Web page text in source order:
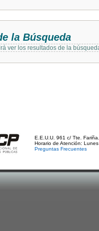
la Búsqueda
ver los resultados de la
E.E.U.U. 961 c/ Tte.
Horario de Atención:
Preguntas Frecuentes